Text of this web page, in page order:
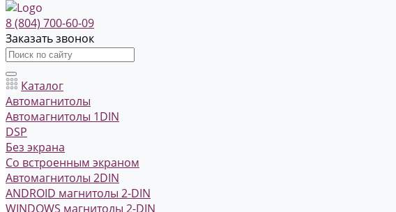
8 (804) 700-60-09
Заказать звонок
Каталог
Автомагнитолы
Автомагнитолы 1DIN
DSP
Без экрана
Со встроенным экраном
Автомагнитолы 2DIN
ANDROID магнитолы 2-DIN
WINDOWS магнитолы 2-DIN